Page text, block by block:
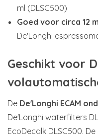
ml (DLSC500)
Goed voor circa 12
De'Longhi
Geschikt voor
De De'Longhi ECAM
De'Longhi waterfilters
EcoDecalk DLSC500.